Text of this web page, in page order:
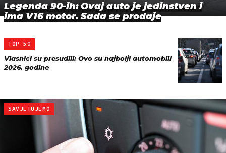
Legenda 90-ih: Ovaj auto je jedinstven i
ima V16 motor. Sada se prodaje
TOP 50
Vlasnici su presudili: Ovo su najbolji automobili
2026. godine
SAVJETUJEMO